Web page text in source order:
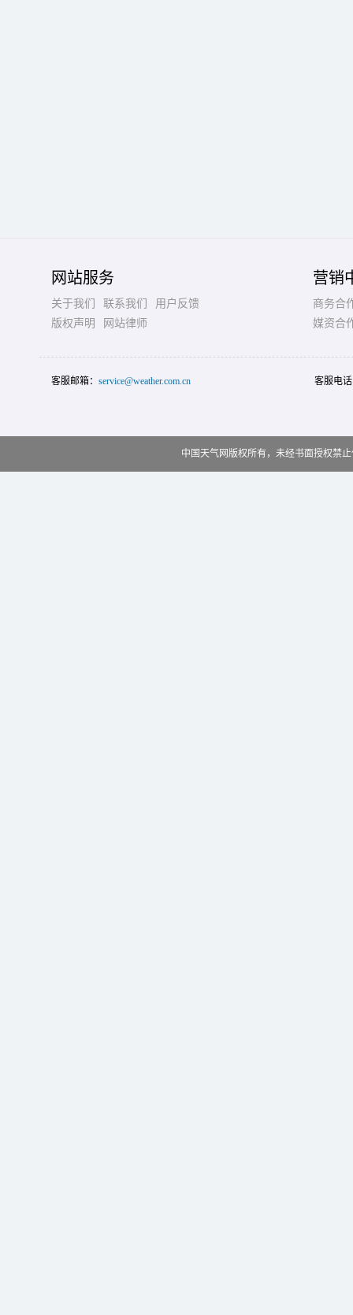
网站服务
关于我们 联系我们
用户反馈
版权声明
网站律师
营销
商务合
媒资合
客服邮箱： service@weather.com.cn 客服电
中国天气网版权所有，未经书面授权